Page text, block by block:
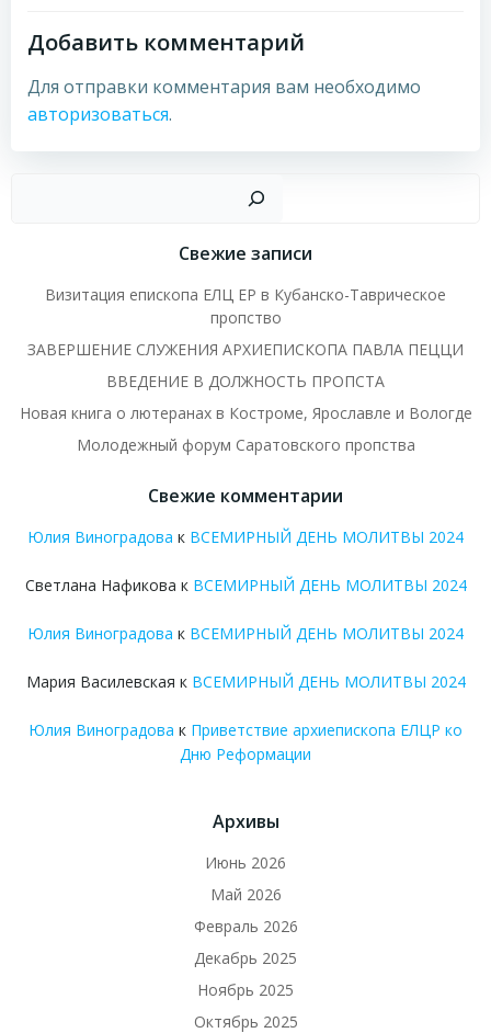
Добавить комментарий
Для отправки комментария вам необходимо
авторизоваться.
Свежие записи
Визитация епископа ЕЛЦ ЕР в Кубанско-Таврическое
пропство
ЗАВЕРШЕНИЕ СЛУЖЕНИЯ АРХИЕПИСКОПА ПАВЛА ПЕЦЦИ
ВВЕДЕНИЕ В ДОЛЖНОСТЬ ПРОПСТА
Новая книга о лютеранах в Костроме, Ярославле и Вологде
Молодежный форум Саратовского пропства
Свежие комментарии
Юлия Виноградова к ВСЕМИРНЫЙ ДЕНЬ МОЛИТВЫ 2024
Светлана Нафикова к ВСЕМИРНЫЙ ДЕНЬ МОЛИТВЫ 2024
Юлия Виноградова к ВСЕМИРНЫЙ ДЕНЬ МОЛИТВЫ 2024
Мария Василевская к ВСЕМИРНЫЙ ДЕНЬ МОЛИТВЫ 2024
Юлия Виноградова к Приветствие архиепископа ЕЛЦР ко
Дню Реформации
Архивы
Июнь 2026
Май 2026
Февраль 2026
Декабрь 2025
Ноябрь 2025
Октябрь 2025